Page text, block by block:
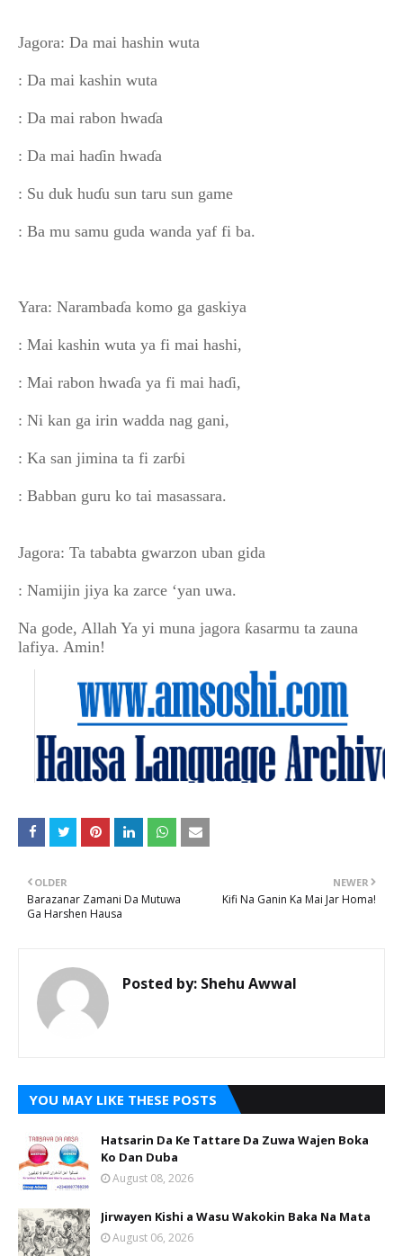
Jagora: Da mai hashin wuta
: Da mai kashin wuta
: Da mai rabon hwaɗa
: Da mai haɗin hwaɗa
: Su duk huɗu sun taru sun game
: Ba mu samu guda wanda yaf fi ba.
Yara: Narambaɗa komo ga gaskiya
: Mai kashin wuta ya fi mai hashi,
: Mai rabon hwaɗa ya fi mai haɗi,
: Ni kan ga irin wadda nag gani,
: Ka san jimina ta fi zarɓi
: Babban guru ko tai masassara.
Jagora: Ta tababta gwarzon uban gida
: Namijin jiya ka zarce ‘yan uwa.
Na gode, Allah Ya yi muna jagora ƙasarmu ta zauna
lafiya. Amin!
NEWER
Kifi Na Ganin Ka Mai Jar Homa!
OLDER
Barazanar Zamani Da Mutuwa
Ga Harshen Hausa
Posted by: Shehu Awwal
YOU MAY LIKE THESE POSTS
Hatsarin Da Ke Tattare Da Zuwa Wajen Boka
Ko Dan Duba
August 08, 2026
Jirwayen Kishi a Wasu Wakokin Baka Na Mata
August 06, 2026